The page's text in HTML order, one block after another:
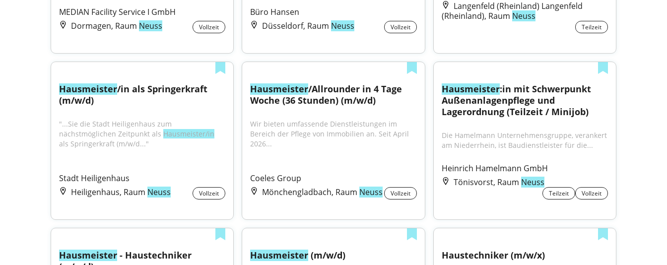
MEDIAN Facility Service I GmbH
Dormagen, Raum Neuss Vollzeit
Büro Hansen
Düsseldorf, Raum Neuss Vollzeit
Langenfeld (Rheinland) Langenfeld
(Rheinland), Raum Neuss
Teilzeit
Hausmeister/in als Springerkraft
(m/w/d)
"...Sie die Stadt Heiligenhaus zum
nächstmöglichen Zeitpunkt als Hausmeister/in
als Springerkraft (m/w/d..."
Stadt Heiligenhaus
Heiligenhaus, Raum Neuss Vollzeit
Hausmeister/Allrounder in 4 Tage
Woche (36 Stunden) (m/w/d)
Wir bieten umfassende Dienstleistungen im
Bereich der Pflege von Immobilien an. Seit April
2026...
Coeles Group
Mönchengladbach, Raum Neuss Vollzeit
Hausmeister:in mit Schwerpunkt
Außenanlagenpflege und
Lagerordnung (Teilzeit / Minijob)
Die Hamelmann Unternehmensgruppe, verankert
am Niederrhein, ist Baudienstleister für die...
Heinrich Hamelmann GmbH
Tönisvorst, Raum Neuss
Teilzeit Vollzeit
Hausmeister - Haustechniker
Hausmeister (m/w/d) Haustechniker (m/w/x)